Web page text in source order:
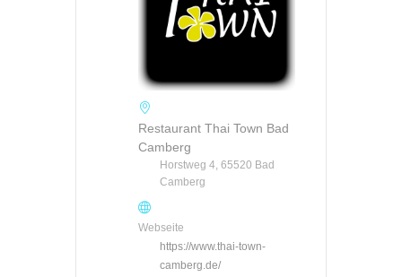
Restaurant Thai Town Bad
Camberg
Horstweg 4, 65520 Bad
Camberg
Webseite
https://www.thai-town-
camberg.de/